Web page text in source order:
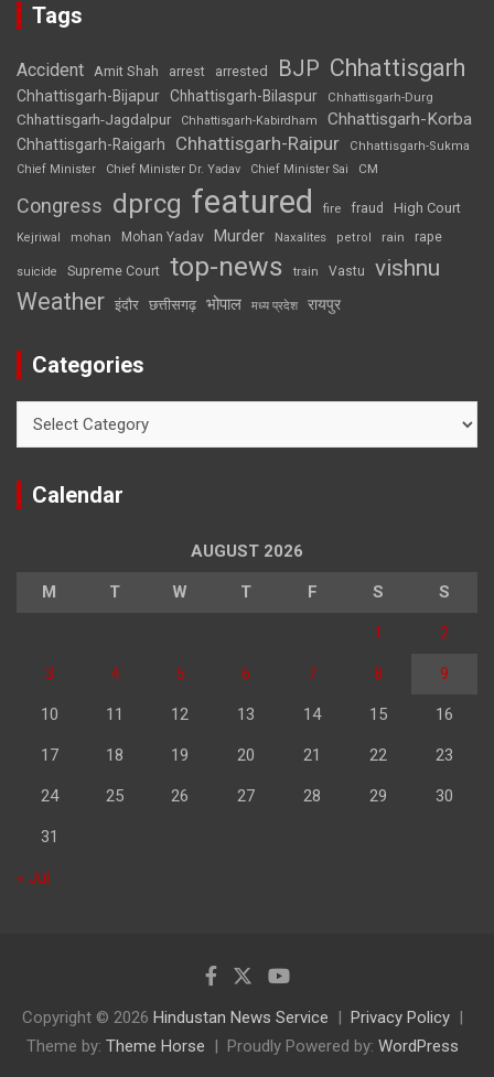
Tags
Accident Amit Shah arrest arrested BJP Chhattisgarh
Chhattisgarh-Bijapur Chhattisgarh-Bilaspur Chhattisgarh-Durg
Chhattisgarh-Jagdalpur Chhattisgarh-Kabirdham Chhattisgarh-Korba
Chhattisgarh-Raigarh Chhattisgarh-Raipur
Chhattisgarh-Sukma
Chief Minister
Chief Minister Dr. Yadav Chief Minister Sai CM
Congress dprcg featured fire fraud High Court
Kejriwal mohan Mohan Yadav Murder Naxalites petrol rain rape
suicide Supreme Court top-news train Vastu vishnu
Weather इंदौर छत्तीसगढ़ भोपाल मध्य प्रदेश रायपुर
Categories
Calendar
AUGUST 2026
M T W T F S S
1 2
3 4 5 6 7 8 9
10 11 12 13 14 15 16
17 18 19 20 21 22 23
24 25 26 27 28 29 30
31
« Jul
Copyright © 2026 Hindustan News Service
Privacy Policy
Theme by: Theme Horse Proudly Powered by: WordPress